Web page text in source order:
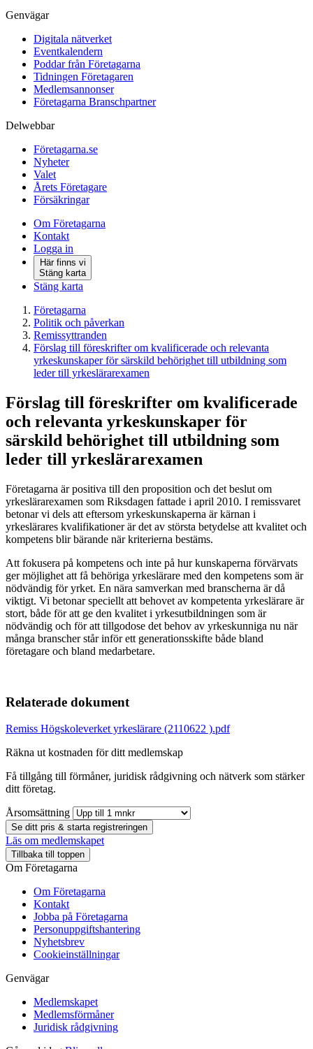
Genvägar
Digitala nätverket
Eventkalendern
Poddar från Företagarna
Tidningen Företagaren
Medlemsannonser
Företagarna Branschpartner
Delwebbar
Företagarna.se
Nyheter
Valet
Årets Företagare
Försäkringar
Om Företagarna
Kontakt
Logga in
Här finns vi
Stäng karta
Stäng karta
Företagarna
Politik och påverkan
Remissyttranden
Förslag till föreskrifter om kvalificerade och relevanta
yrkeskunskaper för särskild behörighet till utbildning som
leder till yrkeslärarexamen
Förslag till föreskrifter om kvalificerade
och relevanta yrkeskunskaper för
särskild behörighet till utbildning som
leder till yrkeslärarexamen
Företagarna är positiva till den proposition och det beslut om
yrkeslärarexamen som Riksdagen fattade i april 2010. I remissvaret
betonar vi dels att eftersom yrkeskunskaperna är kärnan i
yrkeslärares kvalifikationer är det av största betydelse att kvalitet och
kompetens blir bärande när kriterierna bestäms.
Att fokusera på kompetens och inte på hur kunskaperna förvärvats
ger möjlighet att få behöriga yrkeslärare med den kompetens som är
nödvändig för yrket. En nära samverkan med branscherna är då
viktigt. Vi betonar speciellt att behovet av kompetenta yrkeslärare är
stort, både för att ge den kvalitet i yrkesutbildningen som är
nödvändig och för att tillgodose det behov av yrkeskunniga nu när
många branscher står inför ett generationsskifte både bland
företagare och bland medarbetare.
Relaterade dokument
Remiss Högskoleverket yrkeslärare (2110622 ).pdf
Räkna ut kostnaden för ditt medlemskap
Få tillgång till förmåner, juridisk rådgivning och nätverk som stärker
ditt företag.
Årsomsättning
Se ditt pris & starta registreringen
Läs om medlemskapet
Tillbaka till toppen
Om Företagarna
Om Företagarna
Kontakt
Jobba på Företagarna
Personuppgiftshantering
Nyhetsbrev
Cookieinställningar
Genvägar
Medlemskapet
Medlemsförmåner
Juridisk rådgivning